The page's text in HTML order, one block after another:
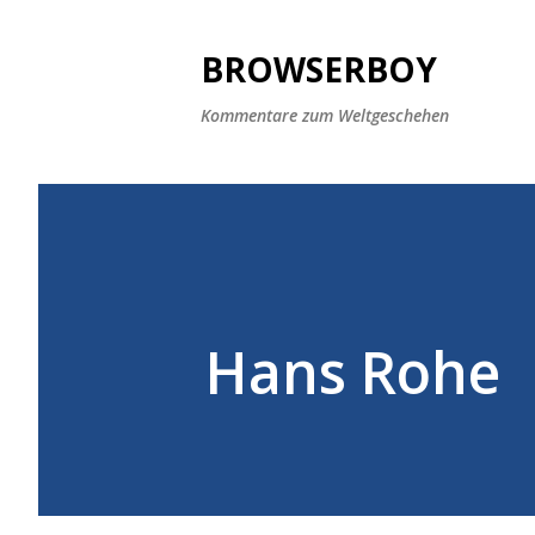
BROWSERBOY
Kommentare zum Weltgeschehen
Hans Rohe